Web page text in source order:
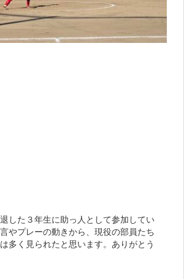
した３年生に助っ人として参加してい
やプレーの動きから、現役の部員たち
多く見られたと思います。ありがとう